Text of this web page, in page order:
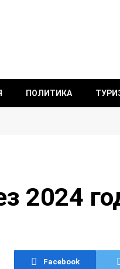
ПОЛИТИКА
2024
Facebook